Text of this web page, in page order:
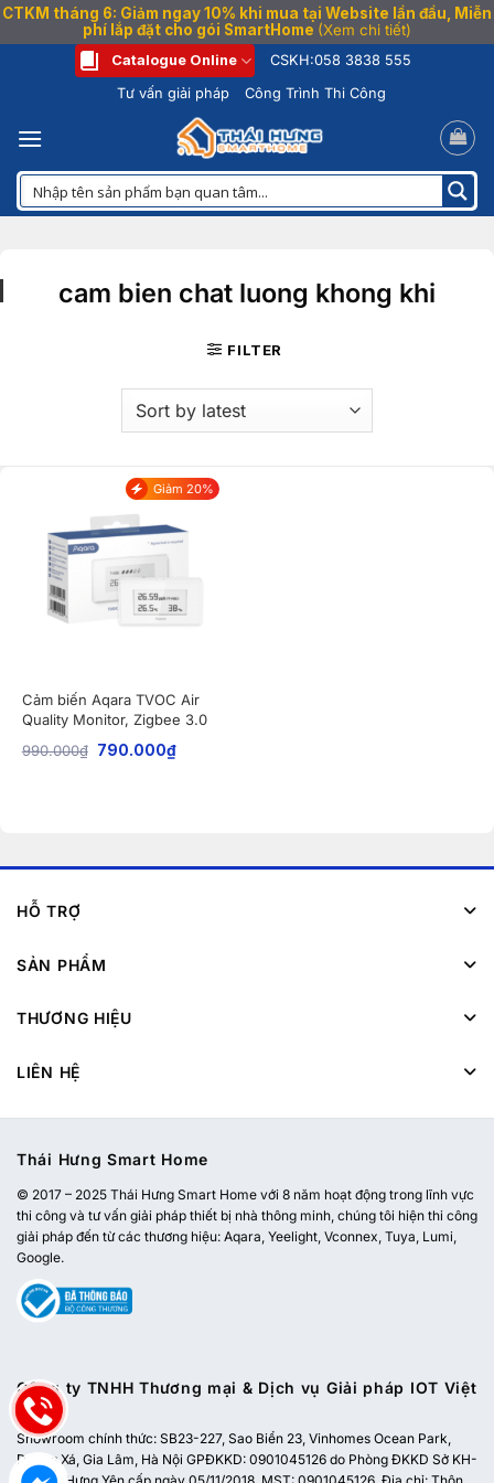
CTKM tháng 6: Giảm ngay 10% khi mua tại Website lần đầu, Miễn
phí lắp đặt cho gói SmartHome (Xem chi tiết)
dung
Catalogue Online CSKH:058 3838 555
Tư vấn giải pháp
Công Trình Thi Công
cam bien chat luong khong khi
FILTER
Giảm 20%
Cảm biến Aqara TVOC Air
Quality Monitor, Zigbee 3.0
990.000₫ 790.000₫
HỖ TRỢ
SẢN PHẨM
THƯƠNG HIỆU
LIÊN HỆ
Thái Hưng Smart Home
© 2017 – 2025 Thái Hưng Smart Home với 8 năm hoạt động trong lĩnh vực
thi công và tư vấn giải pháp thiết bị nhà thông minh, chúng tôi hiện thi công
giải pháp đến từ các thương hiệu: Aqara, Yeelight, Vconnex, Tuya, Lumi,
Google.
Công ty TNHH Thương mại & Dịch vụ Giải pháp IOT Việt
Nam
Showroom chính thức: SB23-227, Sao Biển 23, Vinhomes Ocean Park,
Dương Xá, Gia Lâm, Hà Nội GPĐKKD: 0901045126 do Phòng ĐKKD Sở KH-